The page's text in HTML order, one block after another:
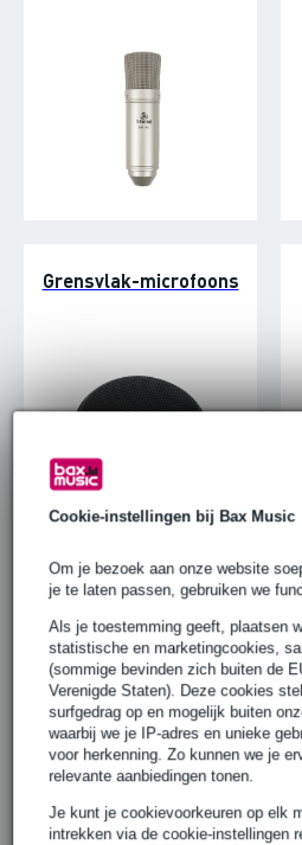
Cookie-instellingen bij Bax Music
Om je bezoek aan onze website
je te laten passen, gebruiken we
Als je toestemming geeft, plaatsen
statistische en marketingcookies,
(sommige bevinden zich buiten de
Verenigde Staten). Deze cookies
surfgedrag op en mogelijk buiten
waarbij we je IP-adres en unieke
voor herkenning. Zo kunnen we je
relevante aanbiedingen tonen.
Je kunt je cookievoorkeuren op elk
intrekken via de cookie-instellingen
Grensvlak-microfoons
Dynamische
instrumentmicrofoons